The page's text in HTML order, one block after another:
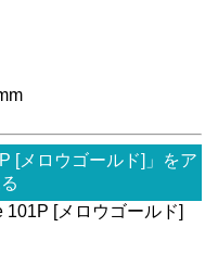
[メロウゴールド]」をア
[メロウゴールド]